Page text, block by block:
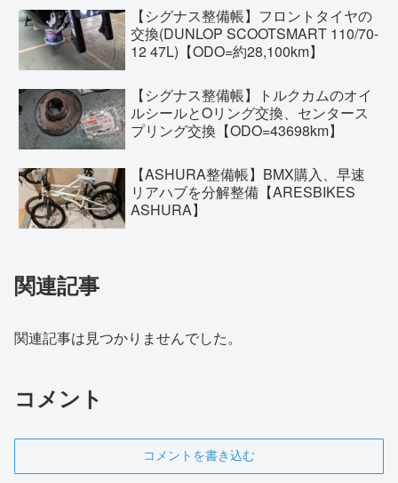
【シグナス整備帳】フロントタイヤの
交換(DUNLOP SCOOTSMART 110/70-
12 47L)【ODO=約28,100km】
【シグナス整備帳】トルクカムのオイ
ルシールとOリング交換、センタース
プリング交換【ODO=43698km】
【ASHURA整備帳】BMX購入、早速
リアハブを分解整備【ARESBIKES
ASHURA】
関連記事
関連記事は見つかりませんでした。
コメント
コメントを書き込む